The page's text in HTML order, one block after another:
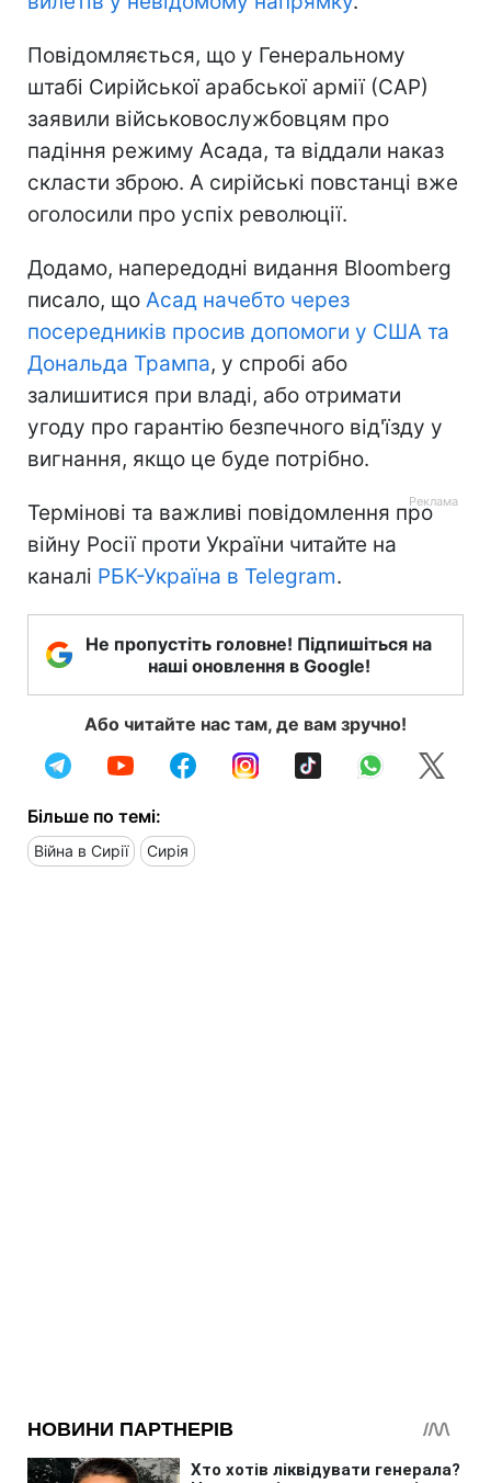
Повідомляється, що у Генеральному
штабі Сирійської арабської армії (САР)
заявили військовослужбовцям про
падіння режиму Асада, та віддали наказ
скласти зброю. А сирійські повстанці вже
оголосили про успіх революції.
Додамо, напередодні видання Bloomberg
писало, що Асад начебто через
посередників просив допомоги у США та
Дональда Трампа, у спробі або
залишитися при владі, або отримати
угоду про гарантію безпечного від'їзду у
вигнання, якщо це буде потрібно.
Термінові та важливі повідомлення про
війну Росії проти України читайте на
каналі РБК-Україна в Telegram.
Не пропустіть головне! Підпишіться на
наші оновлення в Google!
Або читайте нас там, де вам зручно!
Більше по темі:
Війна в Сирії Сирія